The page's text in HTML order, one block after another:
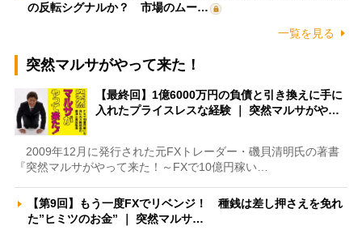
の反転シグナルか？ 市場のムー…
一覧を見る
突然マルサがやって来た！
【最終回】1億6000万円の負債と引き換えに手に
入れたプライスレスな経験 ｜ 突然マルサがや…
2009年12月に発行された元FXトレーダー・磯貝清明氏の著書
『突然マルサがやって来た！～FXで10億円稼い…
【第9回】もう一度FXでリベンジ！ 種銭は差し押さえを免れ
た”ヒミツのお金” ｜ 突然マルサ…